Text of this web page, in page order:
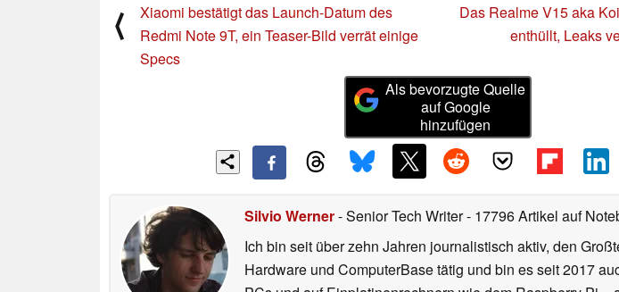
⟨
Xiaomi bestätigt das Launch-Datum des
Redmi Note 9T, ein Teaser-Bild verrät einige
Specs
Das Realme V15 aka
enthüllt, Leaks
Als bevorzugte Quelle
auf Google
hinzufügen
Silvio Werner- Senior Tech Writer- 17796 Artikel auf
Ich bin seit über zehn Jahren journalistisch aktiv, den
Hardware und ComputerBase tätig und bin es seit 2017